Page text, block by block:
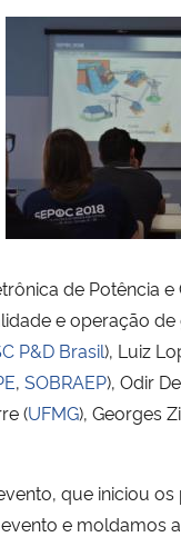
de Potência e
e operação
P&D Brasil), Luiz
, SOBRAEP), Odir
(UFMG), Georges
que iniciou
e moldamos